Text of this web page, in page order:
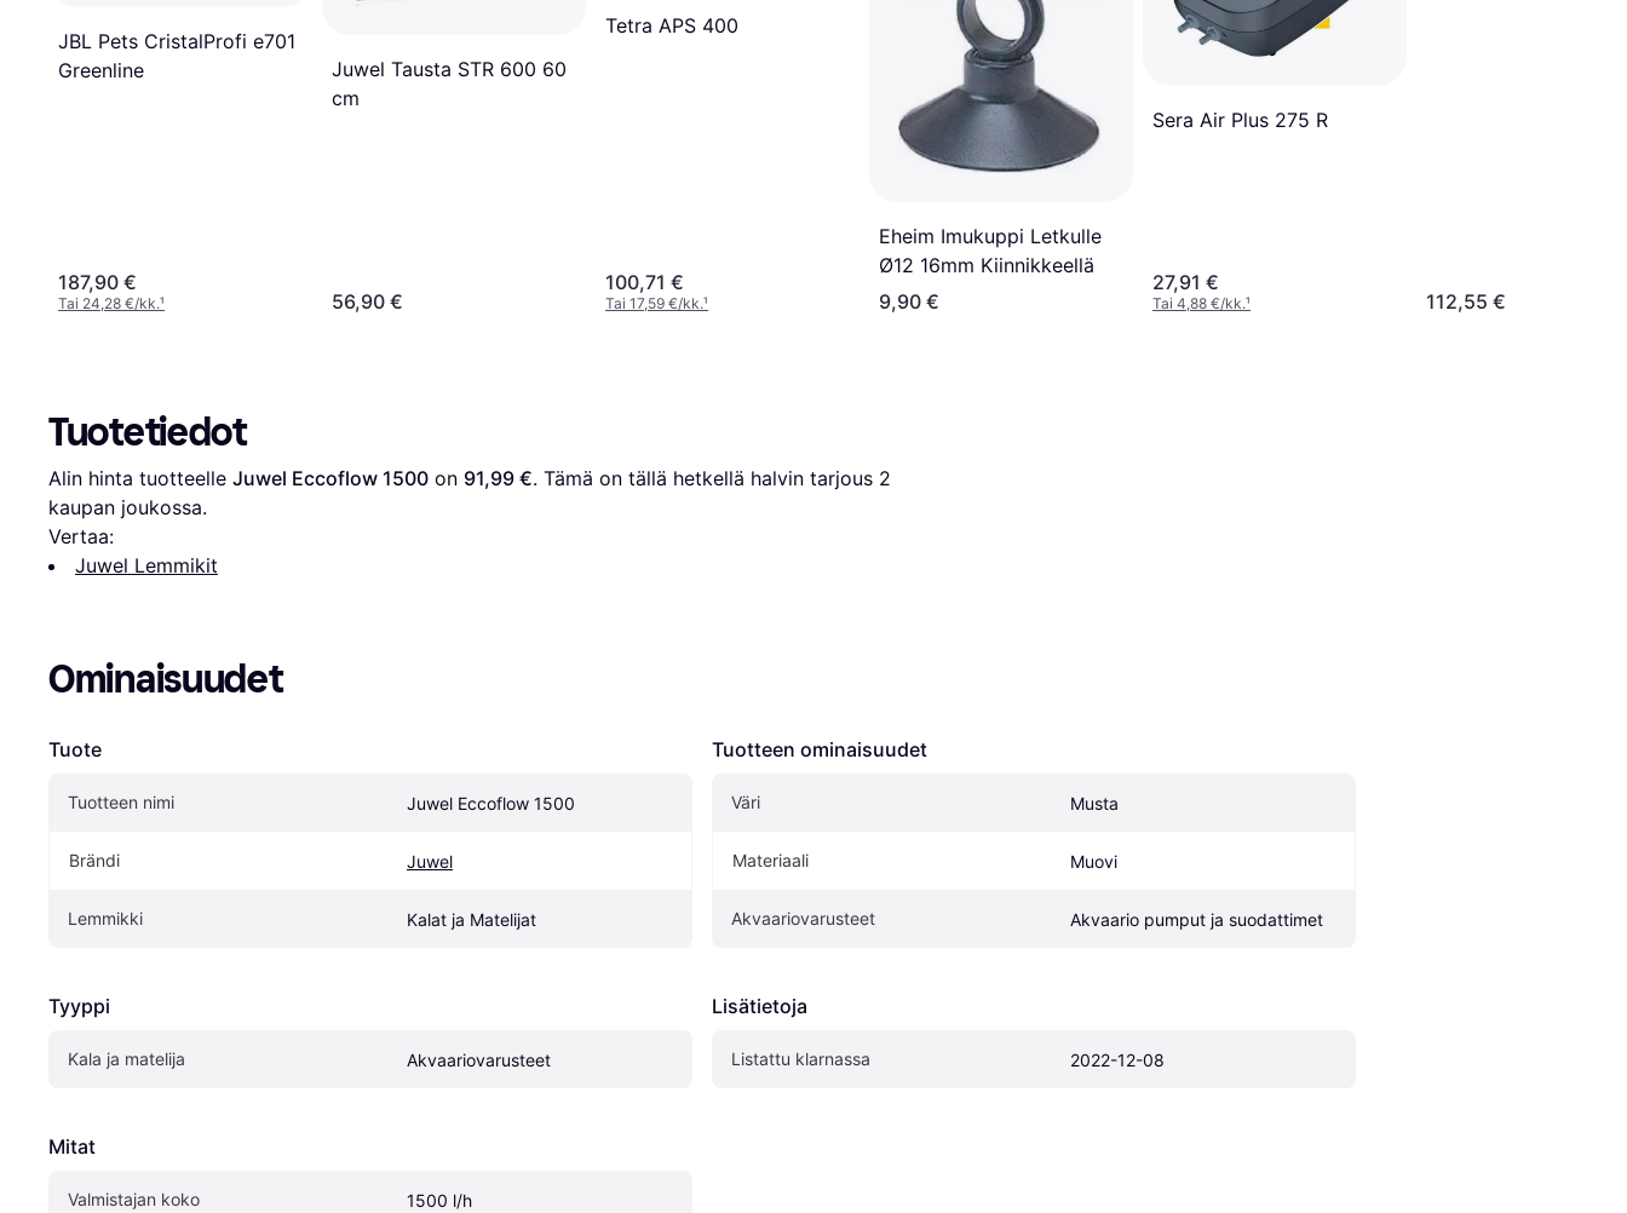
JBL Pets CristalProfi e701
Greenline
187,90 €
Tai 24,28 €/kk.¹
Juwel Tausta STR 600 60
cm
56,90 €
Tetra APS 400
100,71 €
Tai 17,59 €/kk.¹
Eheim Imukuppi Letkulle
Ø12 16mm Kiinnikkeellä
9,90 €
Sera Air Plus 275 R
27,91 €
Tai 4,88 €/kk.¹ 112,55 €
Tuotetiedot
Alin hinta tuotteelle Juwel Eccoflow 1500 on 91,99 €. Tämä on tällä hetkellä halvin tarjous 2
kaupan joukossa.
Vertaa:
Juwel Lemmikit
Ominaisuudet
Tuote
Tuotteen nimi Juwel Eccoflow 1500
Brändi Juwel
Lemmikki Kalat ja Matelijat
Tyyppi
Kala ja matelija Akvaariovarusteet
Mitat
Valmistajan koko 1500 l/h
Tuotteen ominaisuudet
Väri Musta
Materiaali Muovi
Akvaariovarusteet Akvaario pumput ja suodattimet
Lisätietoja
Listattu klarnassa 2022-12-08